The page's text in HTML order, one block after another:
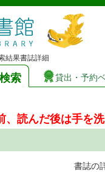
結果書誌詳細
索 貸出・予約
、読んだ後は手を洗
書誌の